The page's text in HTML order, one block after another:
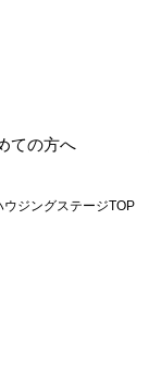
ての方へ
ウジングステージTOP